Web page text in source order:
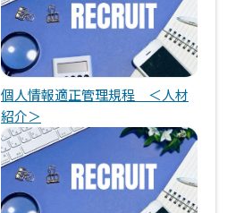
個人情報適正管理規程 ＜人材
紹介＞